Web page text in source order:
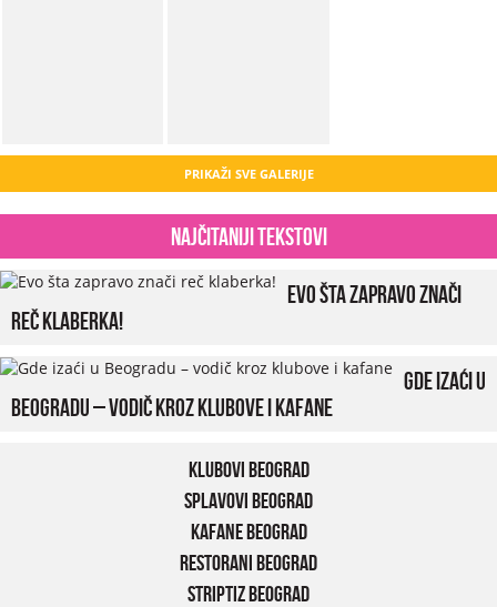
PRIKAŽI SVE GALERIJE
Najčitaniji tekstovi
Evo šta zapravo znači
reč klaberka!
Gde izaći u
Beogradu – vodič kroz klubove i kafane
Klubovi Beograd
Splavovi Beograd
Kafane Beograd
Restorani Beograd
Striptiz Beograd